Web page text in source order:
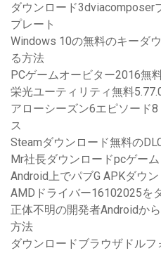
ダウンロード3dviacomposer
プレート
Windows 10の無料のキーダ
る方法
PCゲームオービター2016無
栄光ユーティリティ無料
アローシーズン6エピソード
ス
Steamダウンロード無料の
Mr社長ダウンロードpcゲーム
Android上でパブG APKダウ
AMDドライバー16102025を
正体不明の開発者Androidか
方法
ダウンロードブラウザドルフ